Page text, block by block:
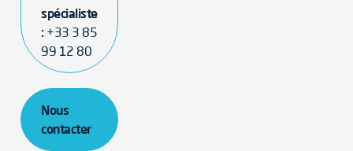
spécialiste
: +33 3 85
99 12 80
Nous
contacter